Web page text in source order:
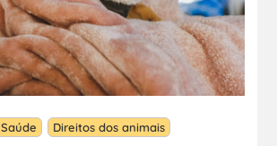
Saúde Direitos dos animais